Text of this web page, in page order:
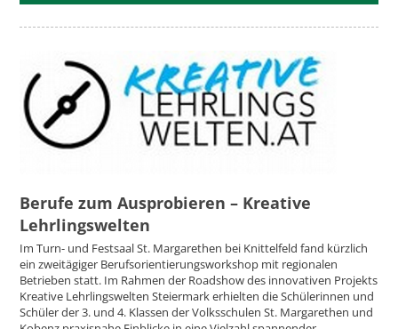
Berufe zum Ausprobieren – Kreative
Lehrlingswelten
Im Turn- und Festsaal St. Margarethen bei Knittelfeld fand kürzlich
ein zweitägiger Berufsorientierungsworkshop mit regionalen
Betrieben statt. Im Rahmen der Roadshow des innovativen Projekts
Kreative Lehrlingswelten Steiermark erhielten die Schülerinnen und
Schüler der 3. und 4. Klassen der Volksschulen St. Margarethen und